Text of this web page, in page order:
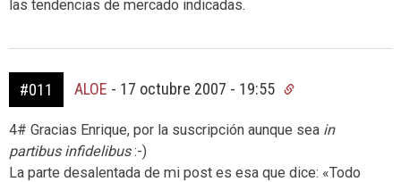
las tendencias de mercado indicadas.
#011 ALOE - 17 octubre 2007 - 19:55
4# Gracias Enrique, por la suscripción aunque sea in
partibus infidelibus:-)
La parte desalentada de mi post es esa que dice: «Todo